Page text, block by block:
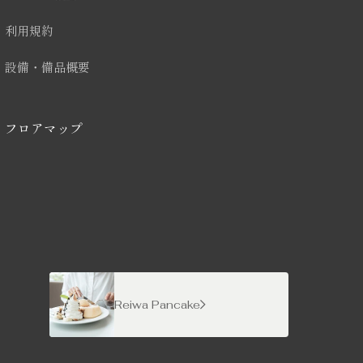
利用規約
設備・備品概要
フロアマップ
Reiwa Pancake